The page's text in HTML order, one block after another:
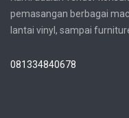
pemasangan berbagai
lantai vinyl, sampai
081334840678